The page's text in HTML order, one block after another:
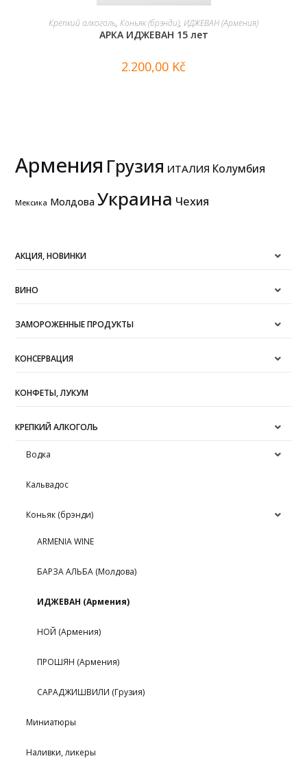
В КОРЗИНУ
Крепкий алкоголь, Коньяк (брэнди), ИДЖЕВАН (Армения)
АРКА ИДЖЕВАН 15 лет
2.200,00 Kč
Армения Грузия ИТАЛИЯ Колумбия
Мексика Молдова Украина Чехия
АКЦИЯ, НОВИНКИ
ВИНО
ЗАМОРОЖЕННЫЕ ПРОДУКТЫ
КОНСЕРВАЦИЯ
КОНФЕТЫ, ЛУКУМ
КРЕПКИЙ АЛКОГОЛЬ
Водка
Кальвадос
Коньяк (брэнди)
ARMENIA WINE
БАРЗА АЛЬБА (Молдова)
ИДЖЕВАН (Армения)
НОЙ (Армения)
ПРОШЯН (Армения)
САРАДЖИШВИЛИ (Грузия)
Миниатюры
Наливки, ликеры